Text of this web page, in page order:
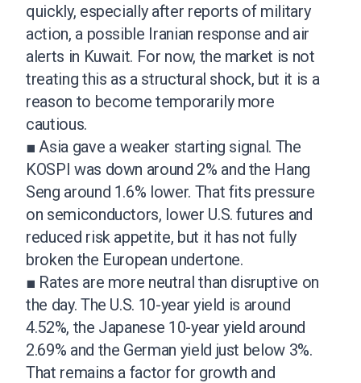
quickly, especially after reports of military
action, a possible Iranian response and air
alerts in Kuwait. For now, the market is not
treating this as a structural shock, but it is a
reason to become temporarily more
cautious.
■ Asia gave a weaker starting signal. The
KOSPI was down around 2% and the Hang
Seng around 1.6% lower. That fits pressure
on semiconductors, lower U.S. futures and
reduced risk appetite, but it has not fully
broken the European undertone.
■ Rates are more neutral than disruptive on
the day. The U.S. 10-year yield is around
4.52%, the Japanese 10-year yield around
2.69% and the German yield just below 3%.
That remains a factor for growth and